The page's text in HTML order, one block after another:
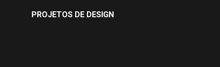
PROJETOS DE DESIGN